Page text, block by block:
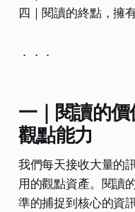
四｜閱讀的終點，擁
．．．
一｜閱讀的
觀點能力
我們每天接收大量的
用的觀點資產。閱讀
準的捕捉到核心的資